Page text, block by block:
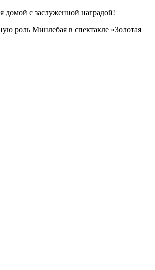
домой с заслуженной наградой!
роль Минлебая в спектакле «Золотая